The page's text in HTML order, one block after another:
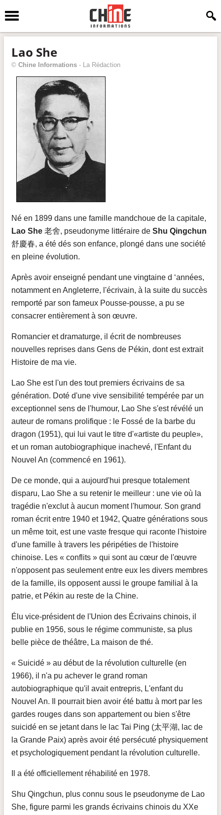
Lao She
© Chine Informations - La Rédaction
Né en 1899 dans une famille mandchoue de la capitale,
Lao She 老舍, pseudonyme littéraire de Shu Qingchun
舒慶春, a été dés son enfance, plongé dans une société
en pleine évolution.
Après avoir enseigné pendant une vingtaine d ‘années,
notamment en Angleterre, l'écrivain, à la suite du succès
remporté par son fameux Pousse-pousse, a pu se
consacrer entièrement à son œuvre.
Romancier et dramaturge, il écrit de nombreuses
nouvelles reprises dans Gens de Pékin, dont est extrait
Histoire de ma vie.
Lao She est l'un des tout premiers écrivains de sa
génération. Doté d'une vive sensibilité tempérée par un
exceptionnel sens de l'humour, Lao She s'est révélé un
auteur de romans prolifique : le Fossé de la barbe du
dragon (1951), qui lui vaut le titre d'«artiste du peuple»,
et un roman autobiographique inachevé, l'Enfant du
Nouvel An (commencé en 1961).
De ce monde, qui a aujourd'hui presque totalement
disparu, Lao She a su retenir le meilleur : une vie où la
tragédie n'exclut à aucun moment l'humour. Son grand
roman écrit entre 1940 et 1942, Quatre générations sous
un même toit, est une vaste fresque qui raconte l'histoire
d'une famille à travers les péripéties de l'histoire
chinoise. Les « conflits » qui sont au cœur de l'œuvre
n'opposent pas seulement entre eux les divers membres
de la famille, ils opposent aussi le groupe familial à la
patrie, et Pékin au reste de la Chine.
Élu vice-président de l'Union des Écrivains chinois, il
publie en 1956, sous le régime communiste, sa plus
belle pièce de théâtre, La maison de thé.
« Suicidé » au début de la révolution culturelle (en
1966), il n'a pu achever le grand roman
autobiographique qu'il avait entrepris, L'enfant du
Nouvel An. Il pourrait bien avoir été battu à mort par les
gardes rouges dans son appartement ou bien s'être
suicidé en se jetant dans le lac Tai Ping (太平湖, lac de
la Grande Paix) après avoir été persécuté physiquement
et psychologiquement pendant la révolution culturelle.
Il a été officiellement réhabilité en 1978.
Shu Qingchun, plus connu sous le pseudonyme de Lao
She, figure parmi les grands écrivains chinois du XXe